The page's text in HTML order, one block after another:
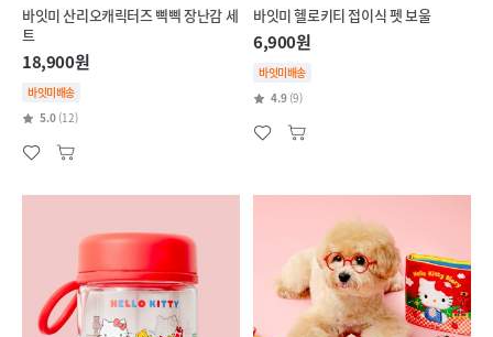
바잇미 산리오캐릭터즈 삑삑 장난감 세
트
18,900원
바잇미배송
5.0 (12)
바잇미 헬로키티 접이식 펫 보울
6,900원
바잇미배송
4.9 (9)